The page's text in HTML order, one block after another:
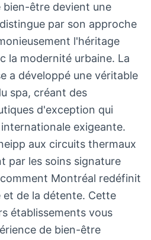
bien-être devient une
par son approche
l'héritage
la modernité urbaine. La
a développé une véritable
spa, créant des
d'exception qui
exigeante.
aux circuits thermaux
par les soins signature
Montréal redéfinit
et de la détente. Cette
établissements vous
de bien-être